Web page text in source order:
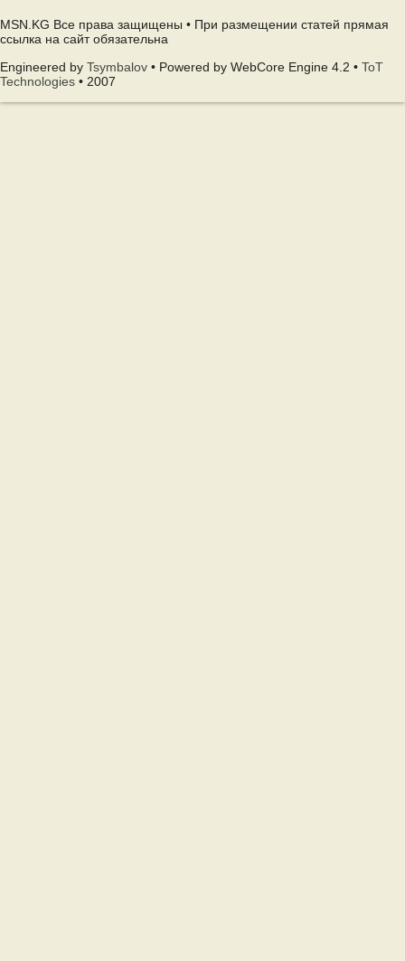
MSN.KG Все права защищены • При размещении статей прямая
ссылка на сайт обязательна
Engineered by Tsymbalov • Powered by WebCore Engine 4.2 • ToT
Technologies • 2007